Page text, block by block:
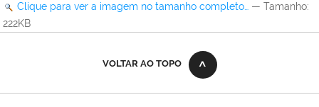
Clique para ver a imagem no tamanho completo… — Tamanho:
222KB
VOLTAR AO TOPO